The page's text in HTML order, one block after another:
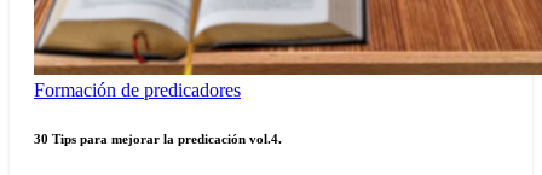
Formación de predicadores
30 Tips para mejorar la predicación vol.4.